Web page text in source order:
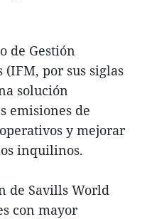
de Gestión
por sus siglas
solución
emisiones de
y mejorar
inquilinos.
de Savills World
con mayor